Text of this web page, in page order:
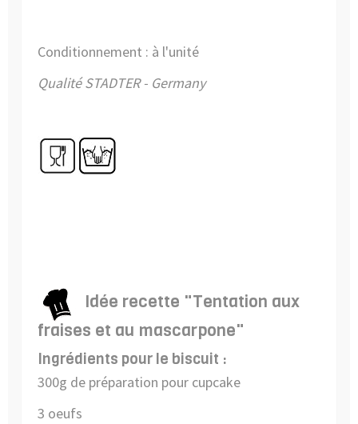
Conditionnement : à l'unité
Qualité STADTER - Germany
Idée recette "Tentation aux
fraises et au mascarpone"
Ingrédients pour le biscuit :
300g de préparation pour cupcake
3 oeufs